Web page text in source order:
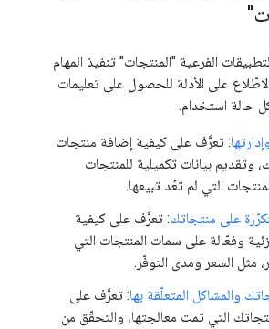
الفرعية "المنتجات" تنفيذ المهام
الاطّلاع على الأدلة للحصول على تعليمات
حالة استخدام.
: تعرَّف على كيفية إضافة منتجات
وتقديم بيانات تكميلية للمنتجات
التي لم تعُد تبيعها.
على منتجاتك: تعرَّف على كيفية
وفعّالة على سمات المنتجات التي
مثل السعر ومدى التوفّر.
والمشاكل المتعلّقة بها: تعرَّف على
التي تمت معالجتها، والتحقّق من